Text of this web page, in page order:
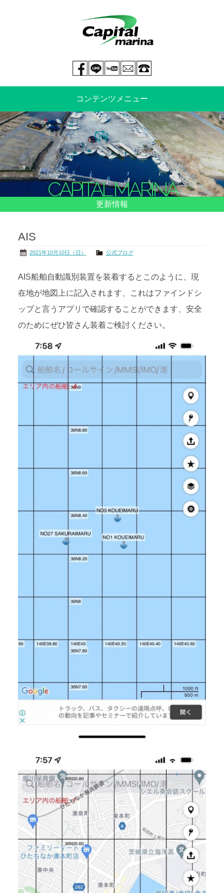
mail
You tube
LINE@
Facebook page
コンテンツメニュー
中古艇情報 新艇情報
船のご売却 整備・特殊艤装
船舶保険 マリーナ情報・料金表
会社概要 リンク
CAPITAL MARINA
更新情報
AIS
2021年10月10日（日） 公式ブログ
AIS船舶自動識別装置を装着するとこのように、現
在地が地図上に記入されます、これはファインドシ
ップと言うアプリで確認することができます、安全
のためにぜひ皆さん装着ご検討ください。